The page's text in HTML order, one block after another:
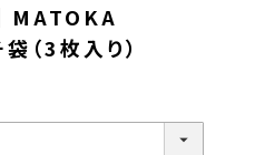
MATOKA
（3枚入り）